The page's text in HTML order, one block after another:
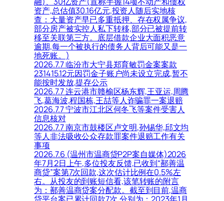
资产,总估值30.16亿元,投资人随后实地核
查：大量资产早已多重抵押、存在权属争议,
部分房产被实控人私下转移,部分已被提前转
移至关联第三方。底层借款企业大面积恶意
逾期,每一个被执行的债务人背后可能又是一
地死账。)
2026.7.7 临汾市大宁县郑育敏罚金案案款
231415.12元因罚金子账户尚未设立完成,暂不
能按时发放,提存公示
2026.7.7 连云港市赣榆区杨东辉,王亚运,周腾
飞,葛海波,程国栋,王喆等人诈骗罪一案退赔
2026.7.7 宁波市江北区何冬飞等案件受害人
信息核对
2026.7.7 南京市鼓楼区卢文明,孙锡华,邱文均
等人非法吸收公众存款罪案件退赔工作有关
事项
2026.7.6 (温州市温商贷P2P案自媒体)2026
年7月2日上午,多位投友反馈,已收到“鄯善温
商贷”案第7次回款,这次估计比例在0.5%左
右。从投友的到账短信看,该笔转账的附言
为：鄯善温商贷案分配款。截至到目前,温商